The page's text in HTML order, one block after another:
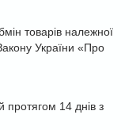
товарів належної
України «Про
14 днів з